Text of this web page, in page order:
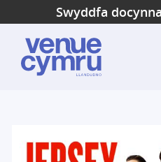
to
main
content
Swyddfa